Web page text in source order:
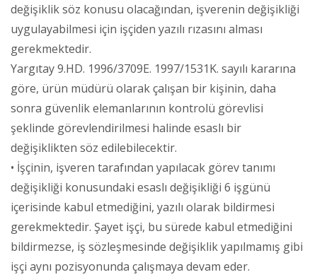
değişiklik söz konusu olacağından, işverenin değişikliği
uygulayabilmesi için işçiden yazılı rızasını alması
gerekmektedir.
Yargıtay 9.HD. 1996/3709E. 1997/1531K. sayılı kararına
göre, ürün müdürü olarak çalışan bir kişinin, daha
sonra güvenlik elemanlarının kontrolü görevlisi
şeklinde görevlendirilmesi halinde esaslı bir
değişiklikten söz edilebilecektir.
• İşçinin, işveren tarafından yapılacak görev tanımı
değişikliği konusundaki esaslı değişikliği 6 işgünü
içerisinde kabul etmediğini, yazılı olarak bildirmesi
gerekmektedir. Şayet işçi, bu sürede kabul etmediğini
bildirmezse, iş sözleşmesinde değişiklik yapılmamış gibi
işçi aynı pozisyonunda çalışmaya devam eder.